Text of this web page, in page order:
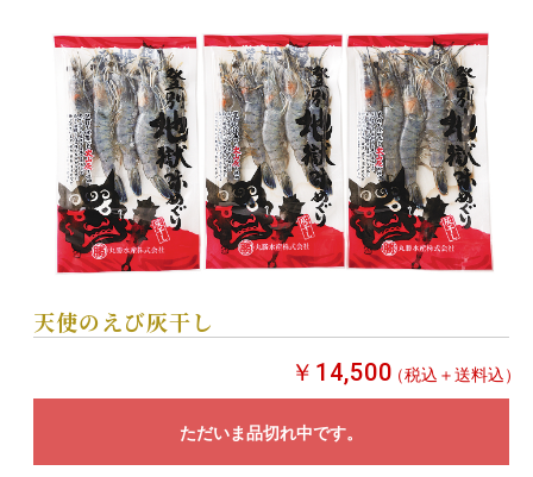
天使のえび灰干し
￥14,500（税込＋送料込）
ただいま品切れ中です。